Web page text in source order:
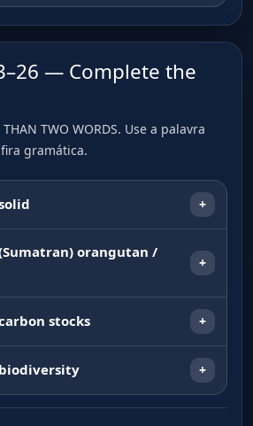
transparência como um
ao longo de um
origem, comparação
que o texto não
— Complete the
TWO WORDS. Use a palavra
gramática.
+
when not refrigerated
descreve essa propriedade
vantagem para
orangutan /
+
afetado pela perda
stocks +
stocks
+